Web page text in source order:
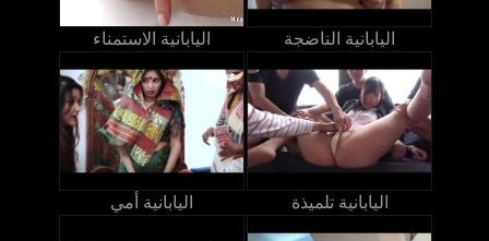
اليابانية الاستمناء اليابانية الناضجة
اليابانية أمي اليابانية تلميذة